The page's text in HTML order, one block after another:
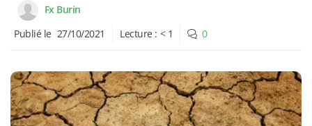
Fx Burin
Publié le 27/10/2021 Lecture : < 1 0